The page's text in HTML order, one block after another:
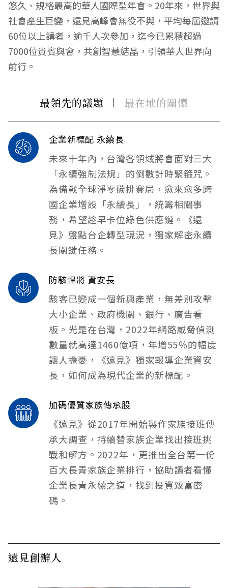
悠久、規格最高的華人國際型年會。20年來，世界與
社會產生巨變，遠見高峰會無役不與，平均每屆邀請
60位以上講者，逾千人次參加，迄今已累積超過
7000位貴賓與會，共創智慧結晶，引領華人世界向
前行。
最領先的議題 最在地的關懷
企業新標配 永續長
未來十年內，台灣各領域將會面對三大
「永續強制法規」的倒數計時緊箍咒。
為備戰全球淨零碳排賽局，愈來愈多跨
國企業增設「永續長」，統籌相關事
務，希望趁早卡位綠色供應鏈。《遠
見》盤點台企轉型現況，獨家解密永續
長關鍵任務。
防駭悍將 資安長
駭客已變成一個新興產業，無差別攻擊
大小企業、政府機關、銀行、廣告看
板。光是在台灣，2022年網路威脅偵測
數量就高達1460億項，年增55％的幅度
讓人擔憂，《遠見》獨家報導企業資安
長，如何成為現代企業的新標配。
加碼優質家族傳承股
《遠見》從2017年開始製作家族接班傳
承大調查，持續替家族企業找出接班挑
戰和解方。2022年，更推出全台第一份
百大長青家族企業排行，協助讀者看懂
企業長青永續之道，找到投資致富密
碼。
遠見創辦人